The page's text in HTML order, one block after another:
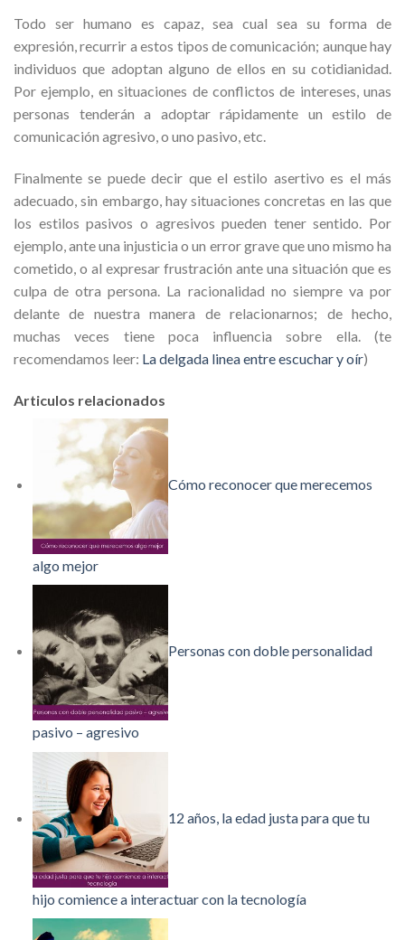
Todo ser humano es capaz, sea cual sea su forma de
expresión, recurrir a estos tipos de comunicación; aunque hay
individuos que adoptan alguno de ellos en su cotidianidad.
Por ejemplo, en situaciones de conflictos de intereses, unas
personas tenderán a adoptar rápidamente un estilo de
comunicación agresivo, o uno pasivo, etc.
Finalmente se puede decir que el estilo asertivo es el más
adecuado, sin embargo, hay situaciones concretas en las que
los estilos pasivos o agresivos pueden tener sentido. Por
ejemplo, ante una injusticia o un error grave que uno mismo ha
cometido, o al expresar frustración ante una situación que es
culpa de otra persona. La racionalidad no siempre va por
delante de nuestra manera de relacionarnos; de hecho,
muchas veces tiene poca influencia sobre ella. (te
recomendamos leer: La delgada linea entre escuchar y oír)
Articulos relacionados
Cómo reconocer que merecemos
algo mejor
Personas con doble personalidad
pasivo – agresivo
12 años, la edad justa para que tu
hijo comience a interactuar con la tecnología